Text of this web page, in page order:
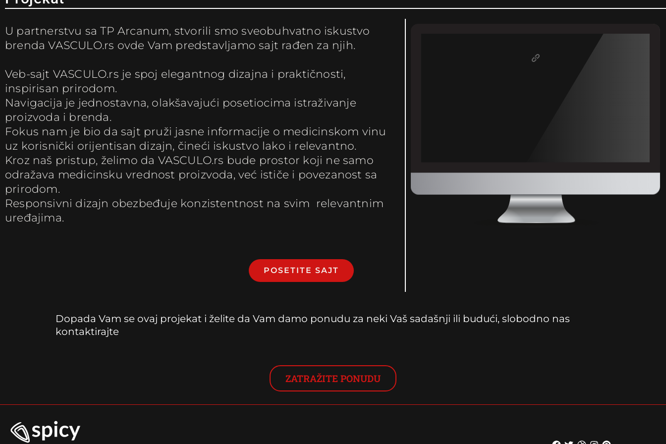
U partnerstvu sa TP Arcanum, stvorili smo sveobuhvatno iskustvo
brenda VASCULO.rs ovde Vam predstavljamo sajt rađen za njih.
Veb-sajt VASCULO.rs je spoj elegantnog dizajna i praktičnosti,
inspirisan prirodom.
Navigacija je jednostavna, olakšavajući posetiocima istraživanje
proizvoda i brenda.
Fokus nam je bio da sajt pruži jasne informacije o medicinskom vinu
uz korisnički orijentisan dizajn, čineći iskustvo lako i relevantno.
Kroz naš pristup, želimo da VASCULO.rs bude prostor koji ne samo
odražava medicinsku vrednost proizvoda, već ističe i povezanost sa
prirodom.
Responsivni dizajn obezbeđuje konzistentnost na svim relevantnim
uređajima.
POSETITE SAJT
Dopada Vam se ovaj projekat i želite da Vam damo ponudu za neki Vaš sadašnji ili budući, slobodno nas
kontaktirajte
ZATRAŽITE PONUDU